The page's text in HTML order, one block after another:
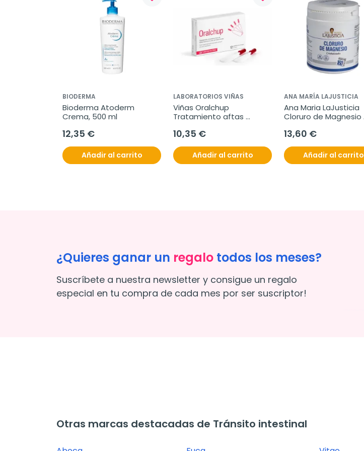
BIODERMA
Bioderma Atoderm
Crema, 500 ml
12,35 €
Añadir al carrito
LABORATORIOS VIÑAS
Viñas Oralchup
Tratamiento aftas
10,35 €
Añadir al carrito
ANA MARÍA LAJUSTICIA
Ana Maria LaJusticia
Cloruro de Magnesio
13,60 €
Añadir al carrito
¿Quieres ganar un regalo todos los meses?
Suscríbete a nuestra newsletter y consigue un regalo
especial en tu compra de cada mes por ser suscriptor!
Otras marcas destacadas de Tránsito intestinal